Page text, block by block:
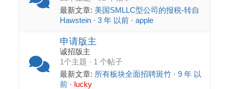
最新文章: 美国SMLLC型公司的报税-转自
Hawstein· 3 年 以前· apple
申请版主
诚招版主
1个主题 · 1 个帖子
最新文章: 所有板块全面招聘斑竹· 9 年 以
前· lucky